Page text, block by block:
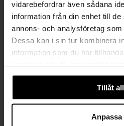
vidarebefordrar även sådana
information från din enhet till
annons- och analysföretag
Dessa kan i sin tur kombinera
information som du har
Tillåt
Anpassa
Håll dig
PRENUMERERA PÅ
Kvinna Man
HANDLA TRYGGT